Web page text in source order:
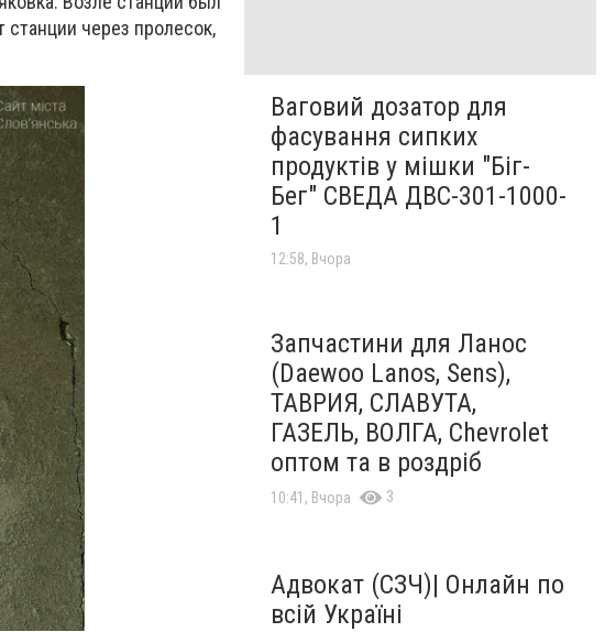
станции через пролесок,
Ваговий дозатор для
фасування сипких
продуктів у мішки "Біг-
Бег" СВЕДА ДВС-301-1000-
1
12:58, Вчора
Запчастини для Ланос
(Daewoo Lanos, Sens),
ТАВРИЯ, СЛАВУТА,
ГАЗЕЛЬ, ВОЛГА, Chevrolet
оптом та в роздріб
10:41, Вчора 3
Адвокат (СЗЧ)| Онлайн по
всій Україні